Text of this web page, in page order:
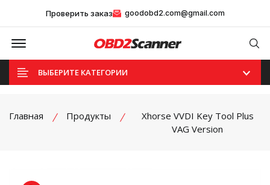
Проверить заказ goodobd2.com@gmail.com
Offcanvas Menu Open
ВЫБЕРИТЕ КАТЕГОРИИ
Главная Продукты
Xhorse VVDI Key Tool Plus
VAG Version